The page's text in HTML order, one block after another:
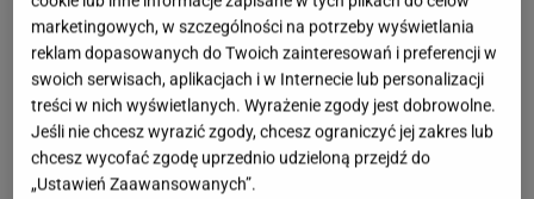
marketingowych, w szczególności na potrzeby wyświetlania
reklam dopasowanych do Twoich zainteresowań i preferencji w
swoich serwisach, aplikacjach i w Internecie lub personalizacji
treści w nich wyświetlanych. Wyrażenie zgody jest dobrowolne.
Jeśli nie chcesz wyrazić zgody, chcesz ograniczyć jej zakres lub
chcesz wycofać zgodę uprzednio udzieloną przejdź do
„Ustawień Zaawansowanych”.